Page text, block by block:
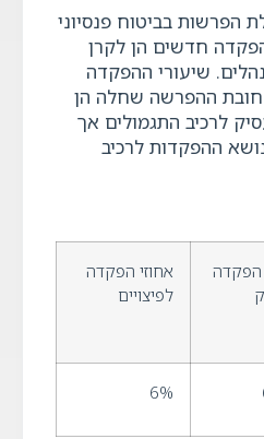
הפרשות בביטוח פנסיוני
חדשים הן לקרן
שיעורי ההפקדה
ההפרשה שחלה הן
לרכיב התגמולים אך
ההפקדות לרכיב
הפקדה
אחוזי הפקדה
לפיצויים
6%